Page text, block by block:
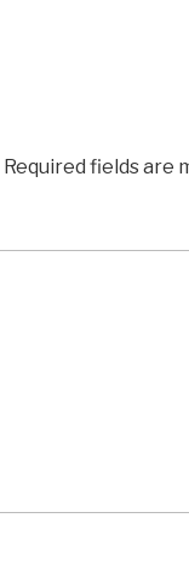
Required fields are